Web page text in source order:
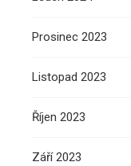
Prosinec 2023
Listopad 2023
Říjen 2023
Září 2023